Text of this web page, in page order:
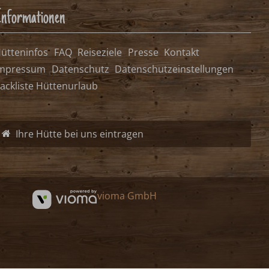
FAQ Reiseziele Presse Kontakt
Datenschutz Datenschutzeinstellungen
Hüttenurlaub
Ihre Hütte bei uns eintragen
vioma GmbH